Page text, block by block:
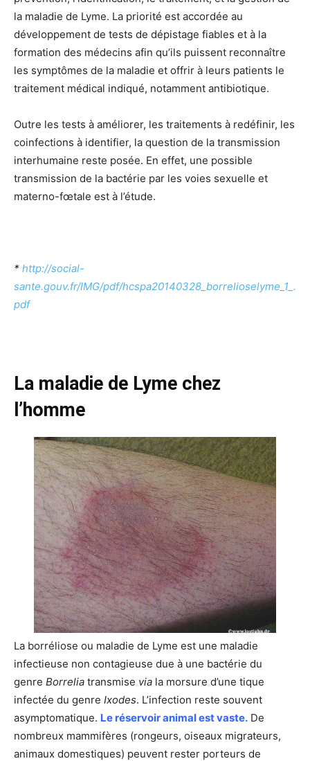
la maladie de Lyme. La priorité est accordée au
développement de tests de dépistage fiables et à la
formation des médecins afin qu’ils puissent reconnaître
les symptômes de la maladie et offrir à leurs patients le
traitement médical indiqué, notamment antibiotique.
Outre les tests à améliorer, les traitements à redéfinir, les
coinfections à identifier, la question de la transmission
interhumaine reste posée. En effet, une possible
transmission de la bactérie par les voies sexuelle et
materno-fœtale est à l’étude.
* http://social-
sante.gouv.fr/IMG/pdf/hcspa20140328_borrelioselyme_1_.
pdf
La maladie de Lyme chez
l’homme
La borréliose ou maladie de Lyme est une maladie
infectieuse non contagieuse due à une bactérie du
genre Borrelia transmise via la morsure d’une tique
infectée du genre Ixodes. L’infection reste souvent
asymptomatique. Le réservoir animal est vaste. De
nombreux mammifères (rongeurs, oiseaux migrateurs,
animaux domestiques) peuvent rester porteurs de